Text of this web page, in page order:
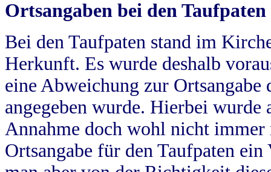
Ortsangaben bei den Taufpaten
Bei den Taufpaten stand im
Herkunft. Es wurde deshalb
eine Abweichung zur
angegeben wurde. Hierbei wurde
Annahme doch wohl nicht
Ortsangabe für den Taufpaten